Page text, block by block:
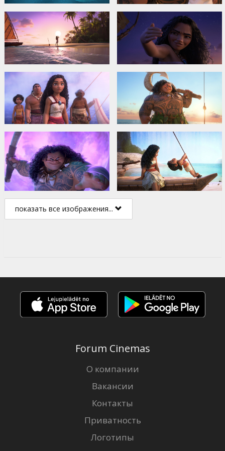
показать все изображения...
Forum Cinemas
О компании
Вакансии
Контакты
Приватность
Логотипы